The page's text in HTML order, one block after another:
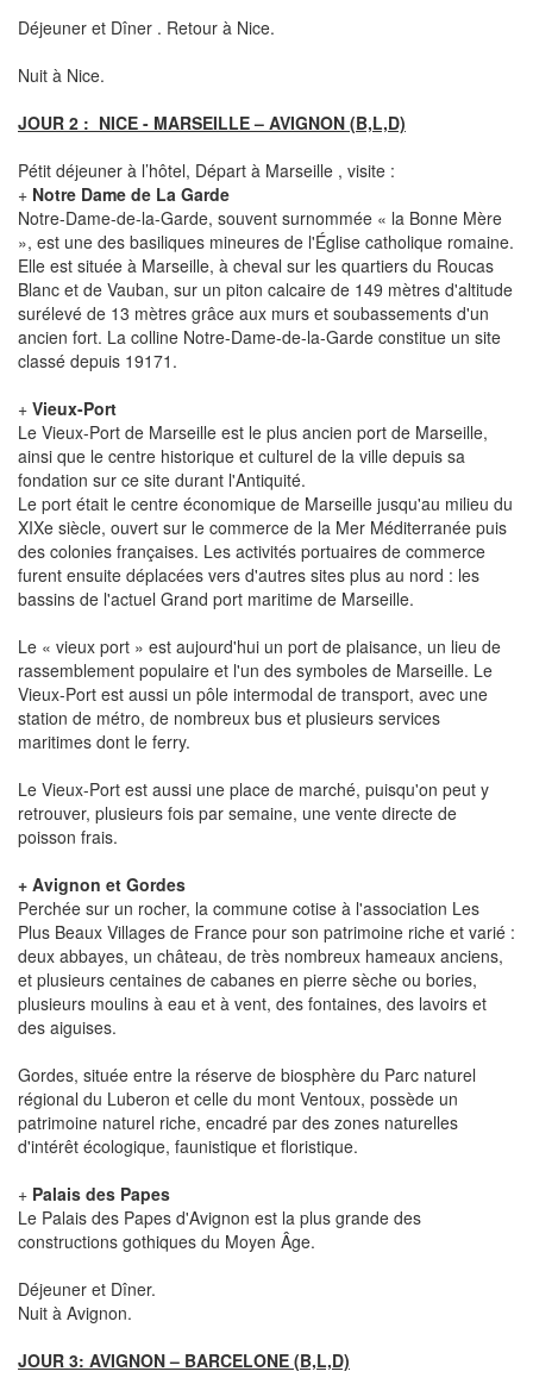
Déjeuner et Dîner . Retour à Nice.
Nuit à Nice.
JOUR 2 : NICE - MARSEILLE – AVIGNON (B,L,D)
Pétit déjeuner à l’hôtel, Départ à Marseille , visite :
+ Notre Dame de La Garde
Notre-Dame-de-la-Garde, souvent surnommée « la Bonne Mère
», est une des basiliques mineures de l'Église catholique romaine.
Elle est située à Marseille, à cheval sur les quartiers du Roucas
Blanc et de Vauban, sur un piton calcaire de 149 mètres d'altitude
surélevé de 13 mètres grâce aux murs et soubassements d'un
ancien fort. La colline Notre-Dame-de-la-Garde constitue un site
classé depuis 19171.
+ Vieux-Port
Le Vieux-Port de Marseille est le plus ancien port de Marseille,
ainsi que le centre historique et culturel de la ville depuis sa
fondation sur ce site durant l'Antiquité.
Le port était le centre économique de Marseille jusqu'au milieu du
XIXe siècle, ouvert sur le commerce de la Mer Méditerranée puis
des colonies françaises. Les activités portuaires de commerce
furent ensuite déplacées vers d'autres sites plus au nord : les
bassins de l'actuel Grand port maritime de Marseille.
Le « vieux port » est aujourd'hui un port de plaisance, un lieu de
rassemblement populaire et l'un des symboles de Marseille. Le
Vieux-Port est aussi un pôle intermodal de transport, avec une
station de métro, de nombreux bus et plusieurs services
maritimes dont le ferry.
Le Vieux-Port est aussi une place de marché, puisqu'on peut y
retrouver, plusieurs fois par semaine, une vente directe de
poisson frais.
+ Avignon et Gordes
Perchée sur un rocher, la commune cotise à l'association Les
Plus Beaux Villages de France pour son patrimoine riche et varié :
deux abbayes, un château, de très nombreux hameaux anciens,
et plusieurs centaines de cabanes en pierre sèche ou bories,
plusieurs moulins à eau et à vent, des fontaines, des lavoirs et
des aiguises.
Gordes, située entre la réserve de biosphère du Parc naturel
régional du Luberon et celle du mont Ventoux, possède un
patrimoine naturel riche, encadré par des zones naturelles
d'intérêt écologique, faunistique et floristique.
+ Palais des Papes
Le Palais des Papes d'Avignon est la plus grande des
constructions gothiques du Moyen Âge.
Déjeuner et Dîner.
Nuit à Avignon.
JOUR 3: AVIGNON – BARCELONE (B,L,D)